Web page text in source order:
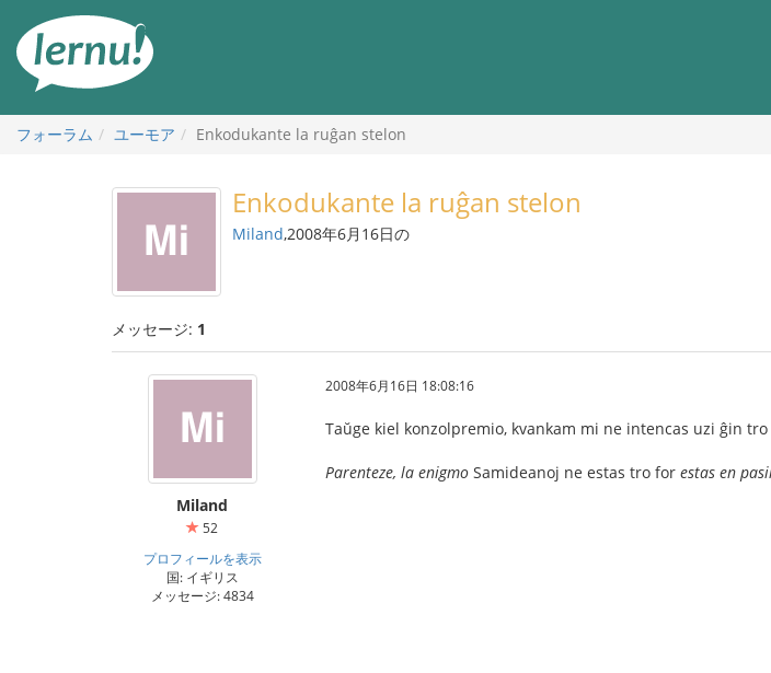
フォーラム ユーモア Enkodukante la ruĝan stelon
Enkodukante la ruĝan stelon
Miland,2008年6月16日の
メッセージ: 1
Miland
52
プロフィールを表示
国: イギリス
メッセージ: 4834
2008年6月16日 18:08:16
Taŭge kiel konzolpremio, kvankam mi ne intencas uzi ĝin
Parenteze, la enigmo Samideanoj ne estas tro for estas en